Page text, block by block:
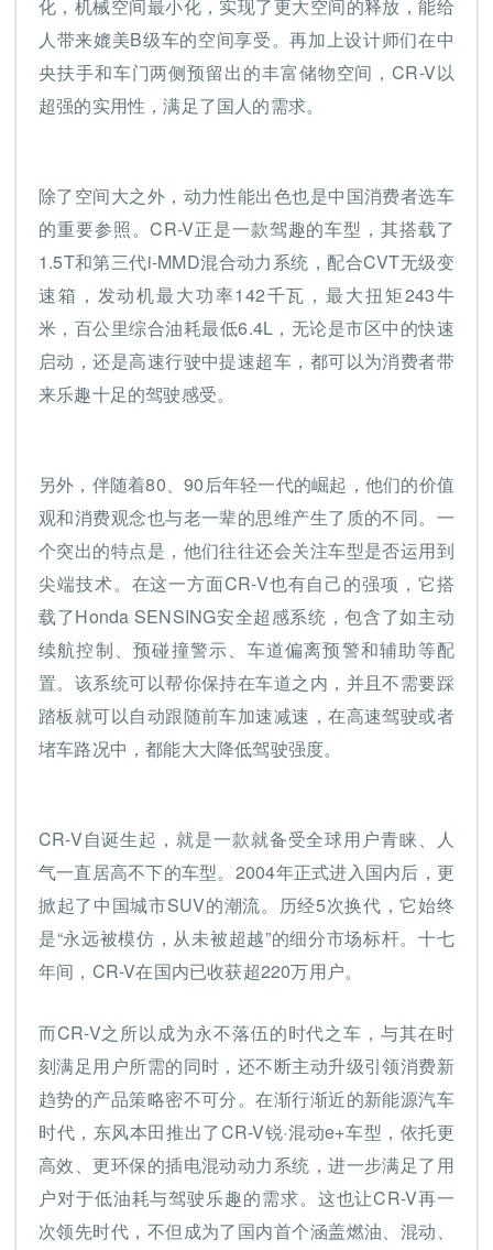
化，机械空间最小化，实现了更大空间的释放，能给
人带来媲美B级车的空间享受。再加上设计师们在中
央扶手和车门两侧预留出的丰富储物空间，CR-V以
超强的实用性，满足了国人的需求。
除了空间大之外，动力性能出色也是中国消费者选车
的重要参照。CR-V正是一款驾趣的车型，其搭载了
1.5T和第三代i-MMD混合动力系统，配合CVT无级变
速箱，发动机最大功率142千瓦，最大扭矩243牛
米，百公里综合油耗最低6.4L，无论是市区中的快速
启动，还是高速行驶中提速超车，都可以为消费者带
来乐趣十足的驾驶感受。
另外，伴随着80、90后年轻一代的崛起，他们的价值
观和消费观念也与老一辈的思维产生了质的不同。一
个突出的特点是，他们往往还会关注车型是否运用到
尖端技术。在这一方面CR-V也有自己的强项，它搭
载了Honda SENSING安全超感系统，包含了如主动
续航控制、预碰撞警示、车道偏离预警和辅助等配
置。该系统可以帮你保持在车道之内，并且不需要踩
踏板就可以自动跟随前车加速减速，在高速驾驶或者
堵车路况中，都能大大降低驾驶强度。
CR-V自诞生起，就是一款就备受全球用户青睐、人
气一直居高不下的车型。2004年正式进入国内后，更
掀起了中国城市SUV的潮流。历经5次换代，它始终
是“永远被模仿，从未被超越”的细分市场标杆。十七
年间，CR-V在国内已收获超220万用户。
而CR-V之所以成为永不落伍的时代之车，与其在时
刻满足用户所需的同时，还不断主动升级引领消费新
趋势的产品策略密不可分。在渐行渐近的新能源汽车
时代，东风本田推出了CR-V锐·混动e+车型，依托更
高效、更环保的插电混动动力系统，进一步满足了用
户对于低油耗与驾驶乐趣的需求。这也让CR-V再一
次领先时代，不但成为了国内首个涵盖燃油、混动、